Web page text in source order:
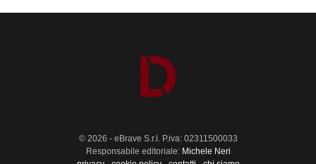
© 2026 - eBrave S.r.l. P.iva: 02311500033
Responsabile editoriale: Michele Neri